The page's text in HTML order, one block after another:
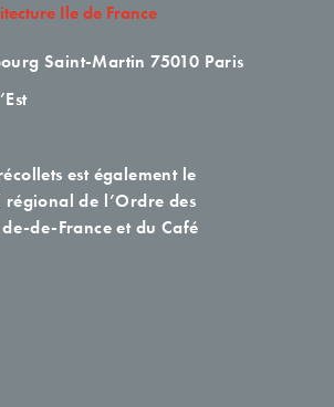
Ile de France
Saint-Martin 75010 Paris
est également le
régional de l’Ordre des
de-France et du Café